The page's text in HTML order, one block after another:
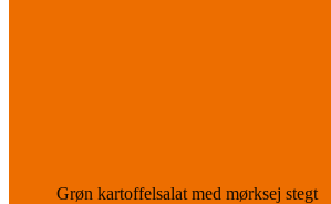
Grøn kartoffelsalat med mørksej stegt